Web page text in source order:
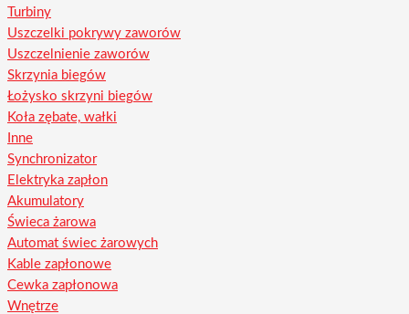
Turbiny
Uszczelki pokrywy zaworów
Uszczelnienie zaworów
Skrzynia biegów
Łożysko skrzyni biegów
Koła zębate, wałki
Inne
Synchronizator
Elektryka zapłon
Akumulatory
Świeca żarowa
Automat świec żarowych
Kable zapłonowe
Cewka zapłonowa
Wnętrze